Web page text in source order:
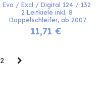
Evo / Excl / Digital 124 / 132
2 Leitkiele inkl. 8
Doppelschleifer, ab 2007
11,71 €
2